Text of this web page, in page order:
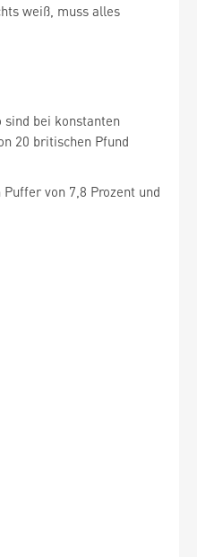
weiß, muss alles
sind bei konstanten
20 britischen Pfund
von 7,8 Prozent und